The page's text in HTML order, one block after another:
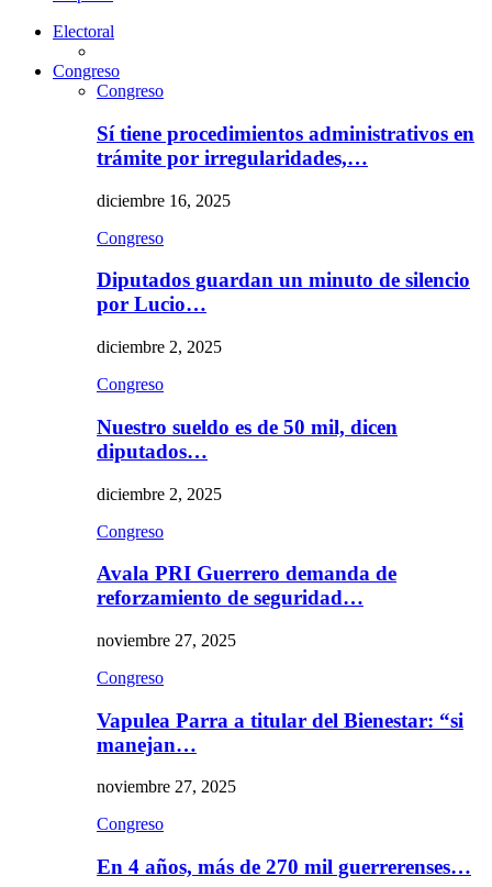
Electoral
Congreso
Congreso
Sí tiene procedimientos administrativos en
trámite por irregularidades,…
diciembre 16, 2025
Congreso
Diputados guardan un minuto de silencio
por Lucio…
diciembre 2, 2025
Congreso
Nuestro sueldo es de 50 mil, dicen
diputados…
diciembre 2, 2025
Congreso
Avala PRI Guerrero demanda de
reforzamiento de seguridad…
noviembre 27, 2025
Congreso
Vapulea Parra a titular del Bienestar: “si
manejan…
noviembre 27, 2025
Congreso
En 4 años, más de 270 mil guerrerenses…